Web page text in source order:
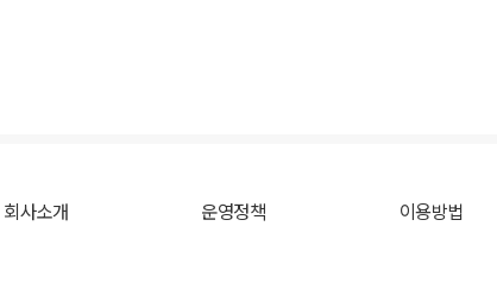
회사소개 운영정책 이용방법